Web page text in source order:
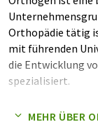
Orthopädie tätig
mit führenden
die Entwicklung
spezialisiert.
DasMEHR ÜBER